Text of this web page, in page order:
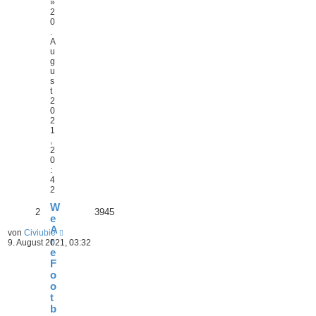
2
0
A
u
g
u
s
t
2
0
2
1
2
0
:
4
2
W
e
A
r
e
F
o
o
t
b
2 3945
von Civiubie
9. August 2021, 03:32